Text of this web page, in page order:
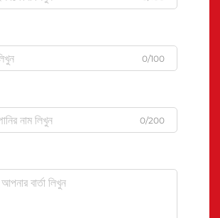
0/100
0/200